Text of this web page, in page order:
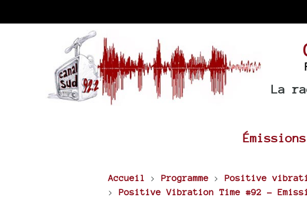
La
Accueil > Programme > Positive
> Positive Vibration Time #92 -